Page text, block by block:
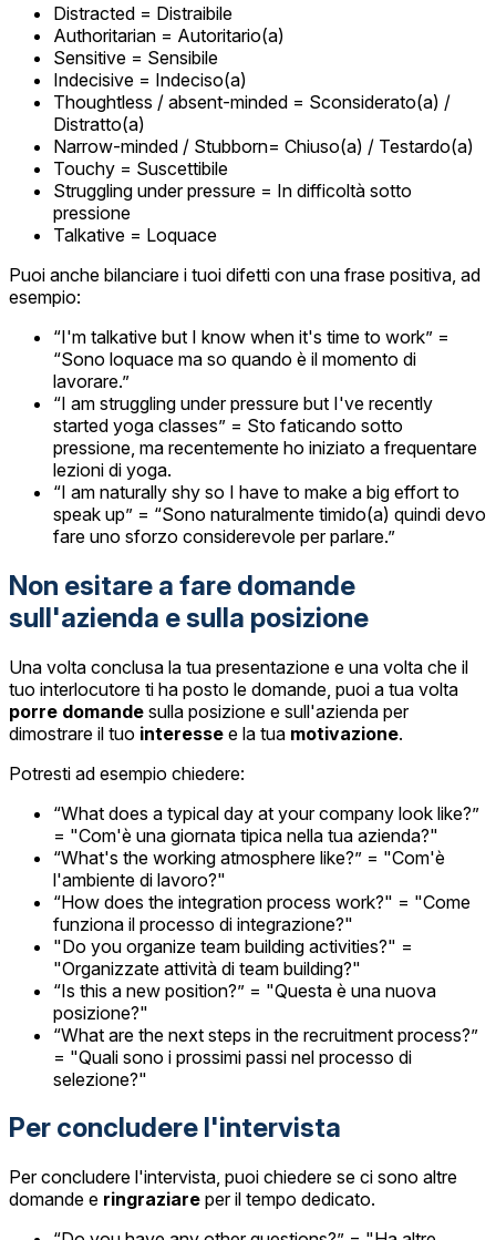
Distracted = Distraibile
Authoritarian = Autoritario(a)
Sensitive = Sensibile
Indecisive = Indeciso(a)
Thoughtless / absent-minded = Sconsiderato(a) /
Distratto(a)
Narrow-minded / Stubborn= Chiuso(a) / Testardo(a)
Touchy = Suscettibile
Struggling under pressure = In difficoltà sotto
pressione
Talkative = Loquace
Puoi anche bilanciare i tuoi difetti con una frase positiva, ad
esempio:
“I'm talkative but I know when it's time to work” =
“Sono loquace ma so quando è il momento di
lavorare.”
“I am struggling under pressure but I've recently
started yoga classes” = Sto faticando sotto
pressione, ma recentemente ho iniziato a frequentare
lezioni di yoga.
“I am naturally shy so I have to make a big effort to
speak up” = “Sono naturalmente timido(a) quindi devo
fare uno sforzo considerevole per parlare.”
Non esitare a fare domande
sull'azienda e sulla posizione
Una volta conclusa la tua presentazione e una volta che il
tuo interlocutore ti ha posto le domande, puoi a tua volta
porre domande sulla posizione e sull'azienda per
dimostrare il tuo interesse e la tua motivazione.
Potresti ad esempio chiedere:
“What does a typical day at your company look like?”
= "Com'è una giornata tipica nella tua azienda?"
“What's the working atmosphere like?” = "Com'è
l'ambiente di lavoro?"
“How does the integration process work?" = "Come
funziona il processo di integrazione?"
"Do you organize team building activities?" =
"Organizzate attività di team building?"
“Is this a new position?” = "Questa è una nuova
posizione?"
“What are the next steps in the recruitment process?”
= "Quali sono i prossimi passi nel processo di
selezione?"
Per concludere l'intervista
Per concludere l'intervista, puoi chiedere se ci sono altre
domande e ringraziare per il tempo dedicato.